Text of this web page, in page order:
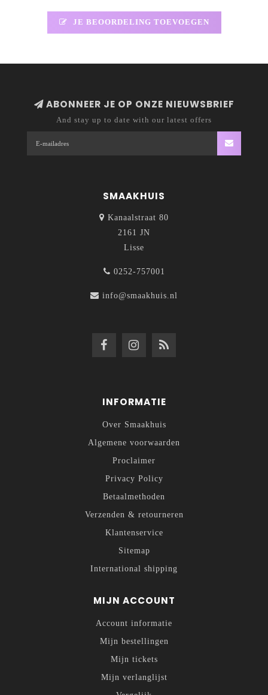
JE BEOORDELING TOEVOEGEN
ABONNEER JE OP ONZE NIEUWSBRIEF
And stay up to date with our latest offers
SMAAKHUIS
Kanaalstraat 80
2161 JN
Lisse
0252-757001
info@smaakhuis.nl
INFORMATIE
Over Smaakhuis
Algemene voorwaarden
Proclaimer
Privacy Policy
Betaalmethoden
Verzenden & retourneren
Klantenservice
Sitemap
International shipping
MIJN ACCOUNT
Account informatie
Mijn bestellingen
Mijn tickets
Mijn verlanglijst